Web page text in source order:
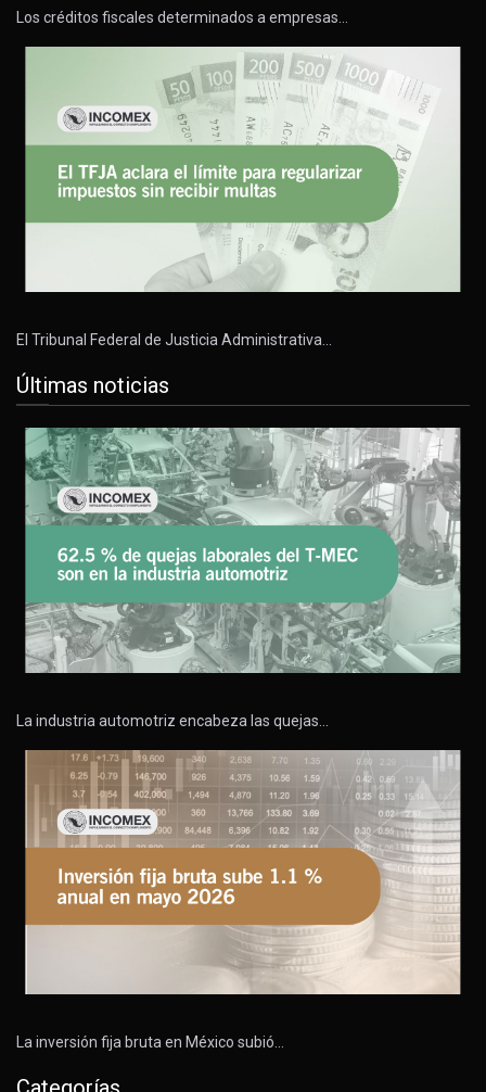
Los créditos fiscales determinados a empresas…
El Tribunal Federal de Justicia Administrativa…
Últimas noticias
La industria automotriz encabeza las quejas…
La inversión fija bruta en México subió…